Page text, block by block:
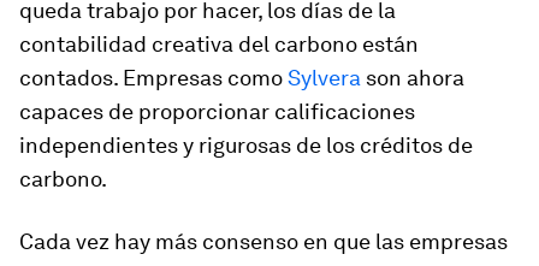
queda trabajo por hacer, los días de la
contabilidad creativa del carbono están
contados. Empresas comoSylvera son ahora
capaces de proporcionar calificaciones
independientes y rigurosas de los créditos de
carbono.
Cada vez hay más consenso en que las empresas